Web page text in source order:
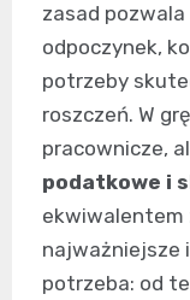
zasad
odpoczynek,
potrzeby
roszczeń. W
pracownicze,
podatkowe i
ekwiwalentem
najważniejsze
potrzeba: od